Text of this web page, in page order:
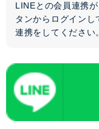
LINEとの会員連携
タンからログインし
連携をしてください